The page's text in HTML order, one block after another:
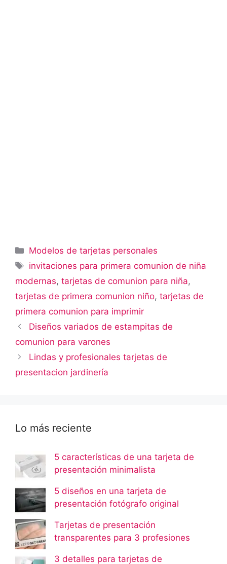
Categorías
Modelos de tarjetas personales
Etiquetas
invitaciones para primera comunion de niña
modernas, tarjetas de comunion para niña,
tarjetas de primera comunion niño, tarjetas de
primera comunion para imprimir
Diseños variados de estampitas de
comunion para varones
Lindas y profesionales tarjetas de
presentacion jardinería
Lo más reciente
5 características de una tarjeta de
presentación minimalista
5 diseños en una tarjeta de
presentación fotógrafo original
Tarjetas de presentación
transparentes para 3 profesiones
3 detalles para tarjetas de